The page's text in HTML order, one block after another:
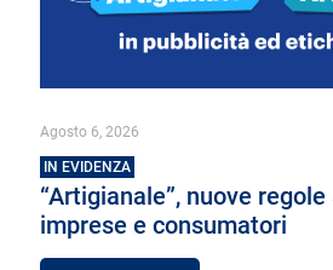
Agosto 6, 2026
IN EVIDENZA
“Artigianale”, nuove
imprese e consumatori